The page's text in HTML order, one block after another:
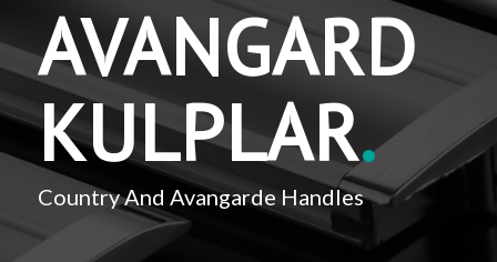
AVANGARD
KULPLAR.
Country And Avangarde Handles